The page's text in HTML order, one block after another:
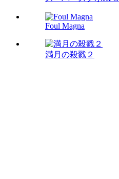
Foul Magna
満月の殺戮２